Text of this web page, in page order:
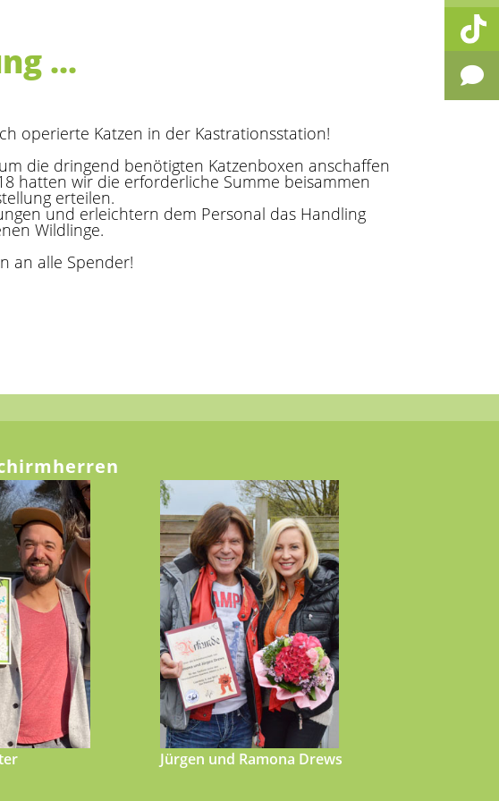
...
operierte Katzen in der Kastrationsstation!
die dringend benötigten Katzenboxen anschaffen
hatten wir die erforderliche Summe beisammen
erteilen.
und erleichtern dem Personal das Handling
Wildlinge.
an alle Spender!
Jürgen und Ramona Drews